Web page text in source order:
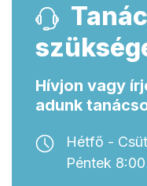
Hívjon vagy
adunk
Hétfő -
Péntek